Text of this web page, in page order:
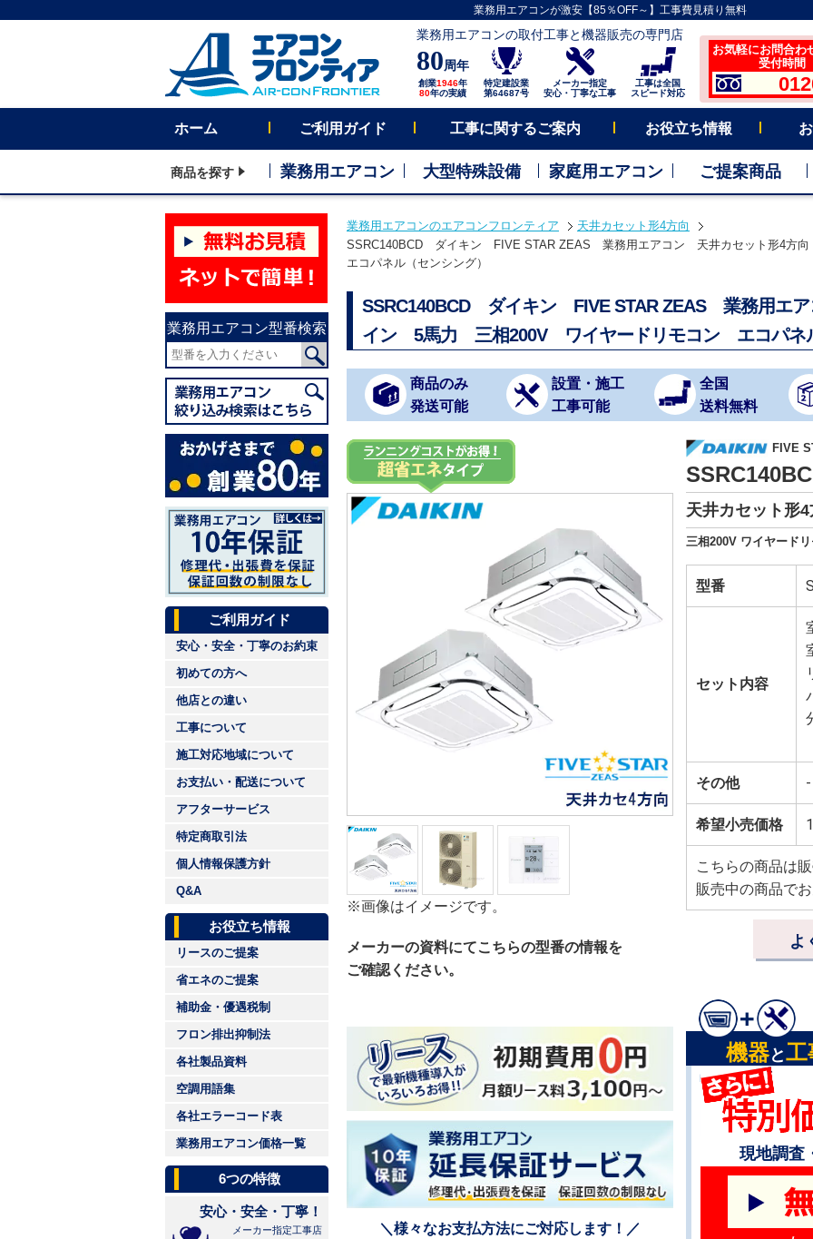
業務用エアコンが激安【85％OFF～】工事費見積り無料
業務用エアコンの取付工事と機器販売の専門店
80周年
創業1946年
80年の実績
特定建設業
第64687号
メーカー指定
安心・丁寧な工事
工事は全国
スピード対応
お気軽にお問合わ
受付時間
ホーム ご利用ガイド 工事に関するご案内 お役立ち情報
商品を探す 業務用エアコン 大型特殊設備 家庭用エアコン ご提案商品
業務用エアコン型番検索
ご利用ガイド
安心・安全・丁寧のお約束
初めての方へ
他店との違い
工事について
施工対応地域について
お支払い・配送について
アフターサービス
特定商取引法
個人情報保護方針
Q&A
お役立ち情報
リースのご提案
省エネのご提案
補助金・優遇税制
フロン排出抑制法
各社製品資料
空調用語集
各社エラーコード表
業務用エアコン価格一覧
6つの特徴
安心・安全・丁寧！
メーカー指定工事店
業務用エアコンのエアコンフロンティア
天井カセット形4方向
SSRC140BCD ダイキン FIVE STAR ZEAS 業務用エアコン 天井カセット形4方向
エコパネル（センシング）
SSRC140BCD ダイキン FIVE STAR ZEAS 業務用エ
イン 5馬力 三相200V ワイヤードリモコン エコパネ
商品のみ
発送可能
設置・施工
工事可能
全国
送料無料
※画像はイメージです。
メーカーの資料にてこちらの型番の情報を
ご確認ください。
FIVE
天井カセット形
三相200V ワイヤード
型番
セット内容
その他 -
希望小売価格
こちらの商品は
販売中の商品で
よ
＼様々なお支払方法にご対応します！／
機器と工
現地調査